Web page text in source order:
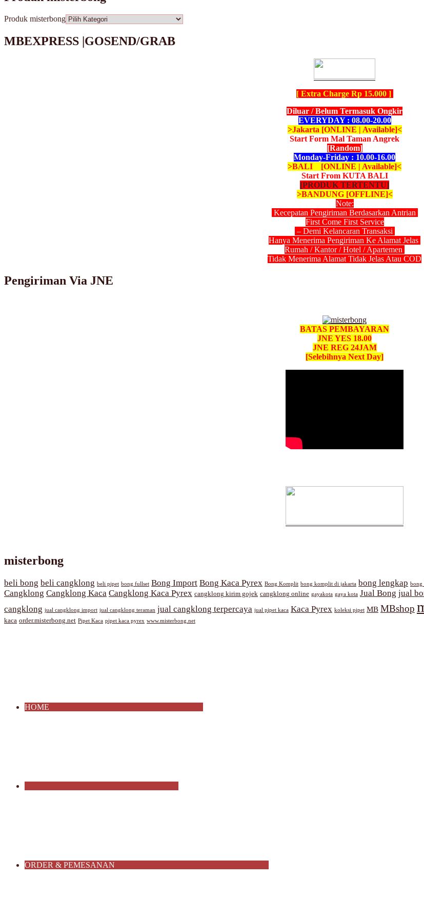
Produk misterbong
MBEXPRESS |GOSEND/GRAB
[ Extra Charge Rp 15.000 ]
Diluar / Belum Termasuk Ongkir
EVERYDAY : 08.00-20.00
>Jakarta [ONLINE | Available]<
Start Form Mal Taman Angrek
[Random]
Monday-Friday : 10.00-16.00
>BALI [ONLINE | Available]<
Start From KUTA BALI
[PRODUK TERTENTU]
>BANDUNG [OFFLINE]<
Note:
Kecepatan Pengiriman Berdasarkan Antrian
First Come First Service
– Demi Kelancaran Transaksi
Hanya Menerima Pengiriman Ke Alamat Jelas
Rumah / Kantor / Hotel / Apartemen
Tidak Menerima Alamat Tidak Jelas Atau COD
Pengiriman Via JNE
BATAS PEMBAYARAN
JNE YES 18.00
JNE REG 24JAM
[Selebihnya Next Day]
misterbong
beli bong beli cangklong beli pipet bong fullset Bong Import Bong Kaca Pyrex Bong Komplit bong komplit di jakarta bong lengkap bong
Cangklong Cangklong Kaca Cangklong Kaca Pyrex cangklong kirim gojek cangklong online gayakota gaya kota Jual Bong jual
cangklong jual cangklong import jual cangklong teraman jual cangklong terpercaya jual pipet kaca Kaca Pyrex koleksi pipet MB MBshop
kaca order.misterbong.net Pipet Kaca pipet kaca pyrex www.misterbong.net
HOME
ORDER & PEMESANAN